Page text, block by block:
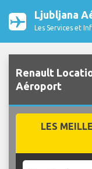
Ljubljana
Les Services et
Renault
Aéroport
LES